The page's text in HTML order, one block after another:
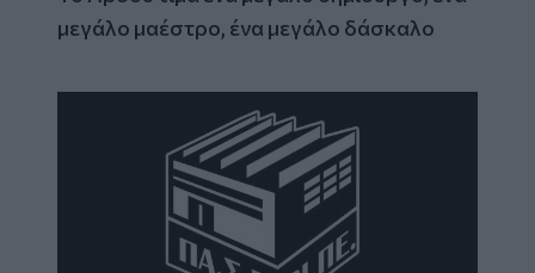
μεγάλο μαέστρο, ένα μεγάλο δάσκαλο